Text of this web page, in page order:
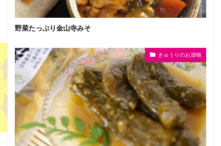
野菜たっぷり金山寺みそ
きゅうりのお漬物